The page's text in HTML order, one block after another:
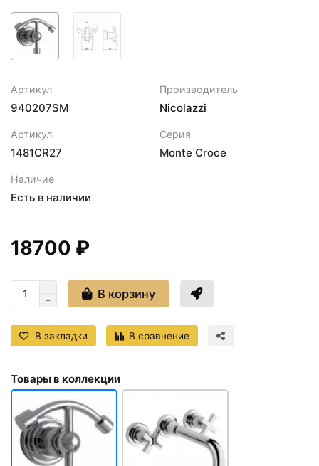
Артикул
940207SM
Производитель
Nicolazzi
Артикул
1481CR27
Серия
Monte Croce
Наличие
Есть в наличии
18700 ₽
В корзину
В закладки В сравнение
Товары в коллекции